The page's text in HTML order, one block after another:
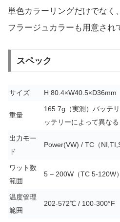
単色カラーリングだけでなく
フラージュカラーも用意され
スペック
サイズ H 80.4×W40.5×D36mm
重量
165.7g（実測）バッテ
ッテリーによって異なる
出力モー
ド
Power(VW) / TC（
ワット数
範囲
5 – 200W（TC 5-120W）
温度管理
範囲
202-572℃ / 100-300°F